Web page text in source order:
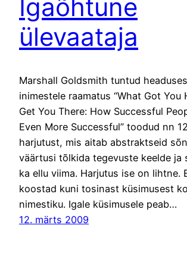
Igaõhtune
ülevaataja
Marshall Goldsmith tuntud
inimestele raamatus “What Got You
Get You There: How Successful
Even More Successful” toodud nn
harjutust, mis aitab abstraktseid
väärtusi tõlkida tegevuste keelde ja
ka ellu viima. Harjutus ise on lihtne.
koostad kuni tosinast küsimusest
nimestiku. Igale küsimusele peab…
12. märts 2009